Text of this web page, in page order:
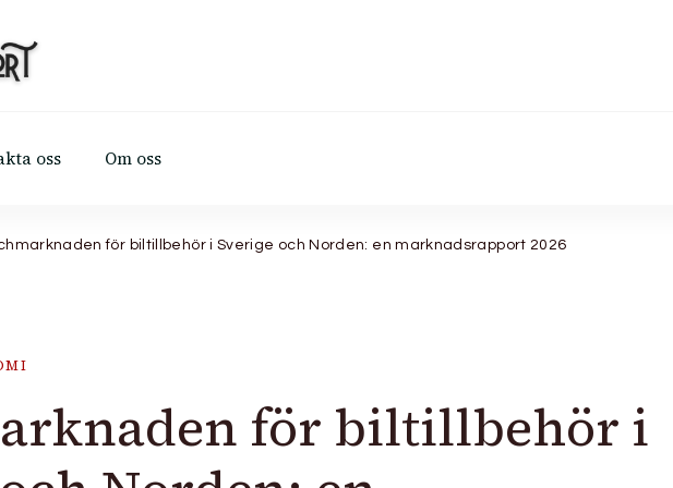
oss Om oss
för biltillbehör i Sverige och Norden: en marknadsrapport 2026
för biltillbehör i